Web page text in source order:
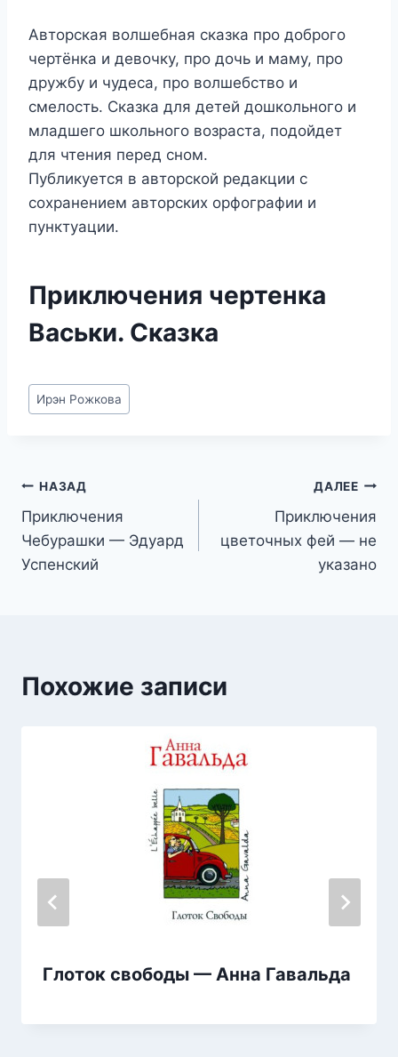
Авторская волшебная сказка про доброго
чертёнка и девочку, про дочь и маму, про
дружбу и чудеса, про волшебство и
смелость. Сказка для детей дошкольного и
младшего школьного возраста, подойдет
для чтения перед сном.
Публикуется в авторской редакции с
сохранением авторских орфографии и
пунктуации.
Приключения чертенка
Васьки. Сказка
Метки
записи:
Ирэн Рожкова
Навигация
по
записям
НАЗАД
Приключения
Чебурашки — Эдуард
Успенский
ДАЛЕЕ
Приключения
цветочных фей — не
указано
Похожие записи
Глоток свободы — Анна Гавальда